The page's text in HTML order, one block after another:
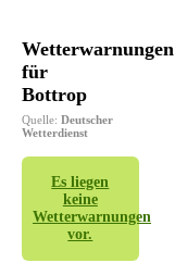
Wetterwarnungen
für
Bottrop
Quelle: Deutscher
Wetterdienst
Es liegen
keine
Wetterwarnungen
vor.